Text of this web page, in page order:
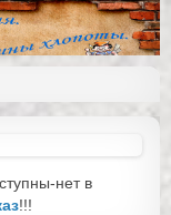
нет в
!!!